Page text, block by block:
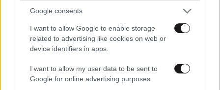
Google consents
I want to allow Google to enable storage
related to advertising like cookies on web or
device identifiers in apps.
I want to allow my user data to be sent to
Google for online advertising purposes.
Αλληλεγγύης Ανασφάλιστων
Υπερήλικων σε Μέλη της Ελληνικής
Μειονότητας της Αλβανίας
μειονότητας της Αλβανίας.